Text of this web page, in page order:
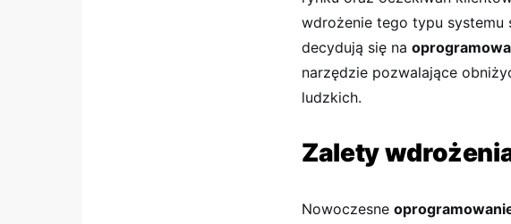
wdrożenie tego typu systemu
decydują się na
narzędzie pozwalające
ludzkich.
Zalety
Nowoczesne